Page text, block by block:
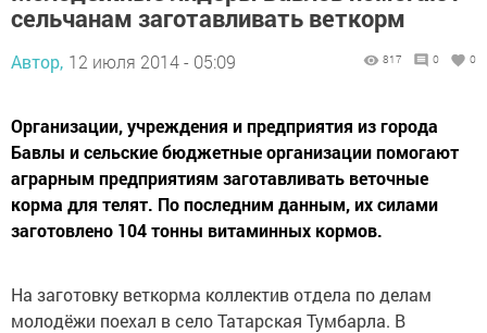
сельчанам заготавливать веткорм
Автор, 12 июля 2014 - 05:09 817 0 0
Организации, учреждения и предприятия из города
Бавлы и сельские бюджетные организации помогают
аграрным предприятиям заготавливать веточные
корма для телят. По последним данным, их силами
заготовлено 104 тонны витаминных кормов.
На заготовку веткорма коллектив отдела по делам
молодёжи поехал в село Татарская Тумбарла. В